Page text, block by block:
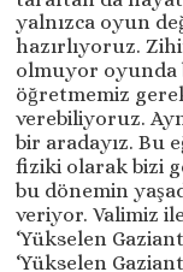
yalnızca oyun
hazırlıyoruz.
olmuyor oyunda
öğretmemiz
verebiliyoruz.
bir aradayız. Bu
fiziki olarak bizi
bu dönemin
veriyor. Valimiz
‘Yükselen
‘Yükselen